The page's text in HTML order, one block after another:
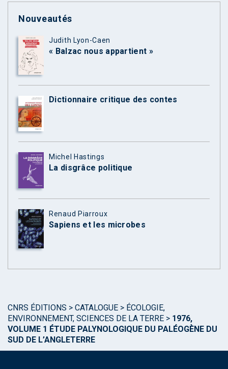
Nouveautés
Judith Lyon-Caen
« Balzac nous appartient »
Dictionnaire critique des contes
Michel Hastings
La disgrâce politique
Renaud Piarroux
Sapiens et les microbes
CNRS ÉDITIONS > CATALOGUE > ÉCOLOGIE,
ENVIRONNEMENT, SCIENCES DE LA TERRE > 1976,
VOLUME 1 ÉTUDE PALYNOLOGIQUE DU PALÉOGÈNE DU
SUD DE L’ANGLETERRE